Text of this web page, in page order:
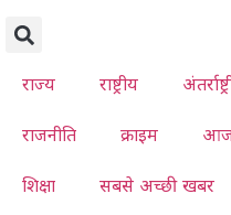
राज्य राष्ट्रीय
राजनीति क्राइम
शिक्षा सबसे अच्छी खबर